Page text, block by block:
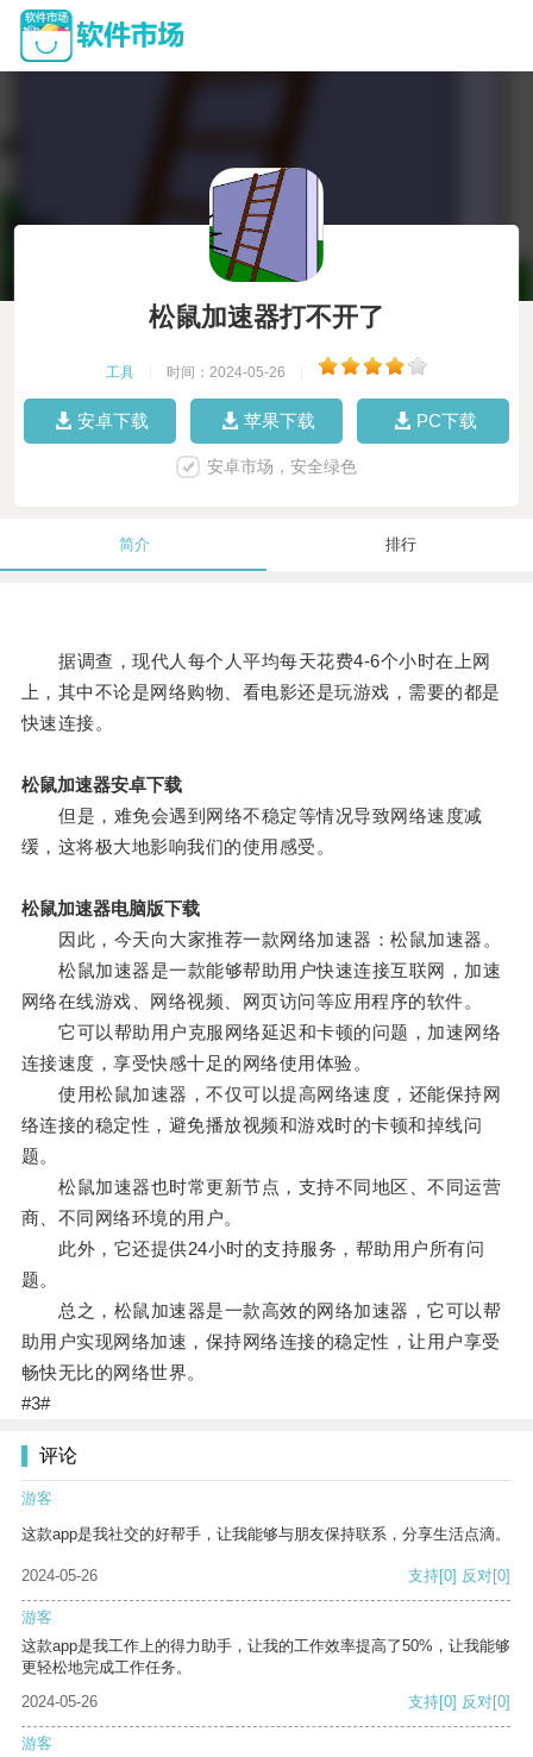
松鼠加速器打不开了
工具 时间：2024-05-26
安卓下载 苹果下载 PC下载
安卓市场，安全绿色
简介 排行
据调查，现代人每个人平均每天花费4-6个小时在上网
上，其中不论是网络购物、看电影还是玩游戏，需要的都是
快速连接。
松鼠加速器安卓下载
但是，难免会遇到网络不稳定等情况导致网络速度减
缓，这将极大地影响我们的使用感受。
松鼠加速器电脑版下载
因此，今天向大家推荐一款网络加速器：松鼠加速器。
松鼠加速器是一款能够帮助用户快速连接互联网，加速
网络在线游戏、网络视频、网页访问等应用程序的软件。
它可以帮助用户克服网络延迟和卡顿的问题，加速网络
连接速度，享受快感十足的网络使用体验。
使用松鼠加速器，不仅可以提高网络速度，还能保持网
络连接的稳定性，避免播放视频和游戏时的卡顿和掉线问
题。
松鼠加速器也时常更新节点，支持不同地区、不同运营
商、不同网络环境的用户。
此外，它还提供24小时的支持服务，帮助用户所有问
题。
总之，松鼠加速器是一款高效的网络加速器，它可以帮
助用户实现网络加速，保持网络连接的稳定性，让用户享受
畅快无比的网络世界。
#3#
评论
游客
这款app是我社交的好帮手，让我能够与朋友保持联系，分享生活点滴。
2024-05-26 支持[0] 反对[0]
游客
这款app是我工作上的得力助手，让我的工作效率提高了50%，让我能够
更轻松地完成工作任务。
2024-05-26
支持[0] 反对[0]
游客